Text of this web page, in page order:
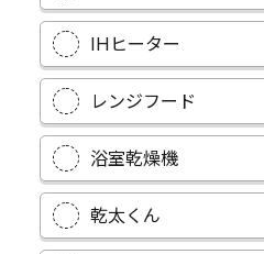
IHヒーター
レンジフード
浴室乾燥機
乾太くん